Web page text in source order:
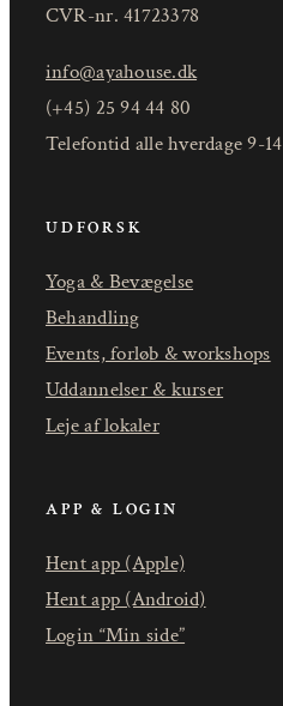
CVR-nr. 41723378
info@ayahouse.dk
(+45) 25 94 44 80
Telefontid alle hverdage 9-14
UDFORSK
Yoga & Bevægelse
Behandling
Events, forløb & workshops
Uddannelser & kurser
Leje af lokaler
APP & LOGIN
Hent app (Apple)
Hent app (Android)
Login “Min side”